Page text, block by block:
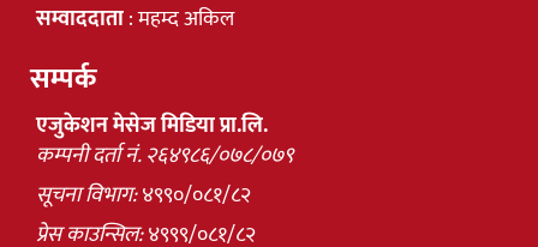
सम्वाददाता: महम्द अकिल
सम्पर्क
एजुकेशन मेसेज मिडिया प्रा.लि.
कम्पनी दर्ता नं. २६४९८६/०७८/०७९
सूचना विभाग:४९९०/०८१/८२
प्रेस काउन्सिल:४९९९/०८१/८२